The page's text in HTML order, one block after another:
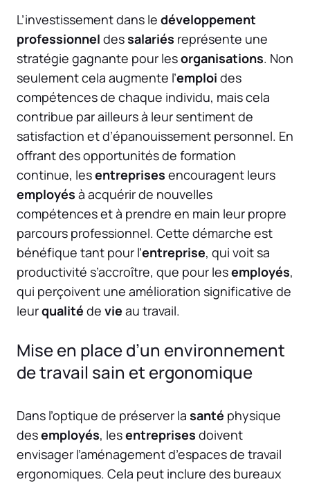
L’investissement dans le développement
professionnel dessalariés représente une
stratégie gagnante pour lesorganisations. Non
seulement cela augmente l’emploi des
compétences de chaque individu, mais cela
contribue par ailleurs à leur sentiment de
satisfaction et d’épanouissement personnel. En
offrant des opportunités de formation
continue, lesentreprises encouragent leurs
employés à acquérir de nouvelles
compétences et à prendre en main leur propre
parcours professionnel. Cette démarche est
bénéfique tant pour l’entreprise, qui voit sa
productivité s’accroître, que pour lesemployés,
qui perçoivent une amélioration significative de
leurqualité de vie au travail.
Mise en place d’un environnement
de travail sain et ergonomique
Dans l’optique de préserver la santé physique
desemployés, lesentreprises doivent
envisager l’aménagement d’espaces de travail
ergonomiques. Cela peut inclure des bureaux